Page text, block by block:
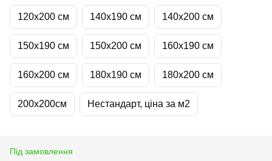
120х200 см 140х190 см 140х200 см
150х190 см 150х200 см 160х190 см
160х200 см 180х190 см 180х200 см
200х200см Нестандарт, ціна за м2
Під замовлення